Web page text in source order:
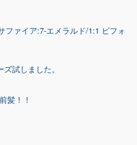
ファイア:7-エメラルド/1:1 ビフォ
試しました。
髪！！